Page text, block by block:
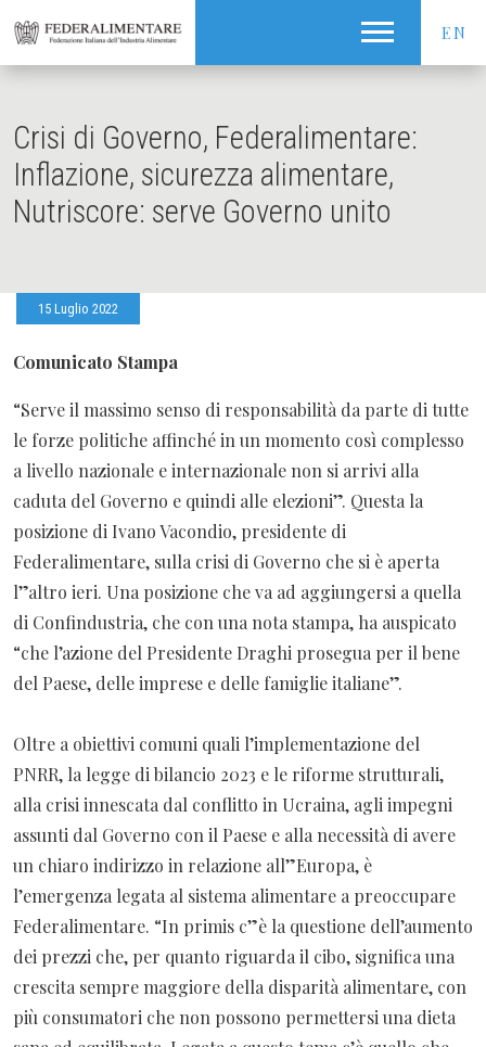
EN
Crisi di Governo, Federalimentare:
Inflazione, sicurezza alimentare,
Nutriscore: serve Governo unito
15 Luglio 2022
Comunicato Stampa
“Serve il massimo senso di responsabilità da parte di tutte
le forze politiche affinché in un momento così complesso
a livello nazionale e internazionale non si arrivi alla
caduta del Governo e quindi alle elezioni”. Questa la
posizione di Ivano Vacondio, presidente di
Federalimentare, sulla crisi di Governo che si è aperta
l”altro ieri. Una posizione che va ad aggiungersi a quella
di Confindustria, che con una nota stampa, ha auspicato
“che l’azione del Presidente Draghi prosegua per il bene
del Paese, delle imprese e delle famiglie italiane”.
Oltre a obiettivi comuni quali l’implementazione del
PNRR, la legge di bilancio 2023 e le riforme strutturali,
alla crisi innescata dal conflitto in Ucraina, agli impegni
assunti dal Governo con il Paese e alla necessità di avere
un chiaro indirizzo in relazione all”Europa, è
l’emergenza legata al sistema alimentare a preoccupare
Federalimentare. “In primis c”è la questione dell’aumento
dei prezzi che, per quanto riguarda il cibo, significa una
crescita sempre maggiore della disparità alimentare, con
più consumatori che non possono permettersi una dieta